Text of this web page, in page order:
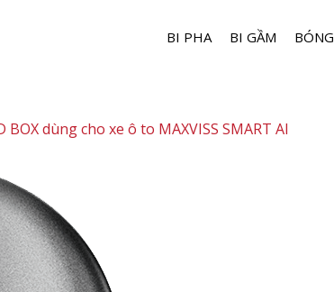
BI PHA BI GẦM
BOX dùng cho xe ô to MAXVISS SMART AI